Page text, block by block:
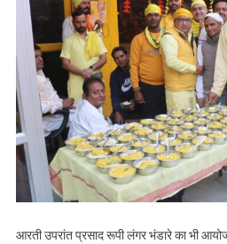
आरती उपरांत प्रसाद रूपी लंगर भंडारे का भी